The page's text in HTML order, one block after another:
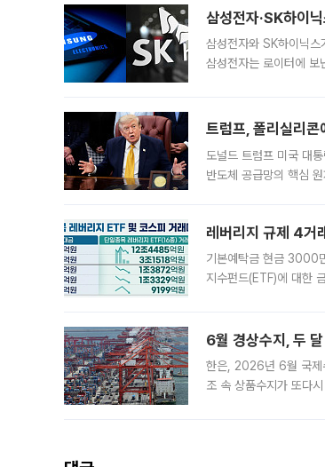
삼성전자·SK하이
삼성전자와 SK하이닉스가 주주환
삼성전자는 로이터에 보
트럼프, 폴리실리
도널드 트럼프 미국 대
반도체 공급망의 핵심
레버리지 규제 4거
기본예탁금 현금 3000
지수펀드(ETF)에 대한
6월 경상수지, 두
한은, 2026년 6월 국제
조 속 상품수지가 또다